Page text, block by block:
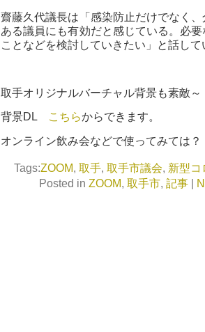
齋藤久代議長は「感染防止だけでなく
ある議員にも有効だと感じている。必
ことなどを検討していきたい」と話し
取手オリジナルバーチャル背景も素敵～
背景DL
こちらからできます。
オンライン飲み会などで使ってみては？
Tags:ZOOM, 取手, 取手市議会, 新型コ
Posted in ZOOM, 取手市, 記事|